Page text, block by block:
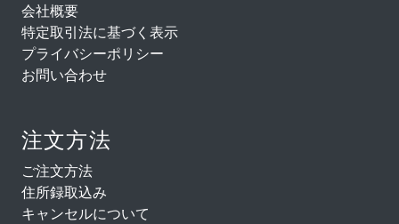
会社概要
特定取引法に基づく表示
プライバシーポリシー
お問い合わせ
注文方法
ご注文方法
住所録取込み
キャンセルについて